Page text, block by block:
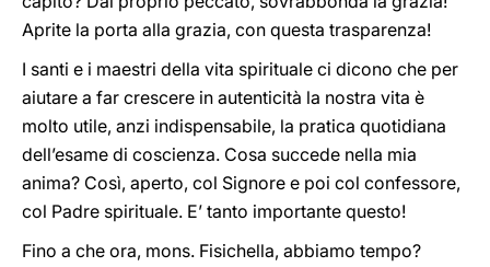
Aprite la porta alla grazia, con questa trasparenza!
I santi e i maestri della vita spirituale ci dicono che per
aiutare a far crescere in autenticità la nostra vita è
molto utile, anzi indispensabile, la pratica quotidiana
dell’esame di coscienza. Cosa succede nella mia
anima? Così, aperto, col Signore e poi col confessore,
col Padre spirituale. E’ tanto importante questo!
Fino a che ora, mons. Fisichella, abbiamo tempo?